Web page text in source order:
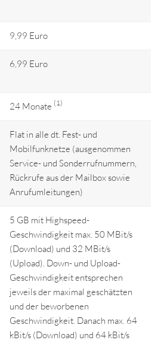
9,99 Euro
6,99 Euro
24 Monate (1)
Flat in alle dt. Fest- und
Mobilfunknetze (ausgenommen
Service- und Sonderrufnummern,
Rückrufe aus der Mailbox sowie
Anrufumleitungen)
5 GB mit Highspeed-
Geschwindigkeit max. 50 MBit/s
(Download) und 32 MBit/s
(Upload). Down- und Upload-
Geschwindigkeit entsprechen
jeweils der maximal geschätzten
und der beworbenen
Geschwindigkeit. Danach max. 64
kBit/s (Download) und 64 kBit/s